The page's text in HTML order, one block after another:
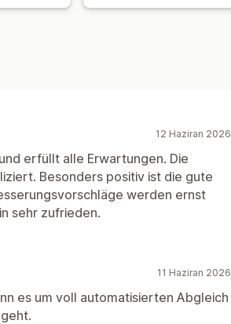
12 Haziran 2026
erfüllt alle Erwartungen. Die
Besonders positiv ist die gute
werden ernst
sehr zufrieden.
11 Haziran 2026
es um voll automatisierten Abgleich